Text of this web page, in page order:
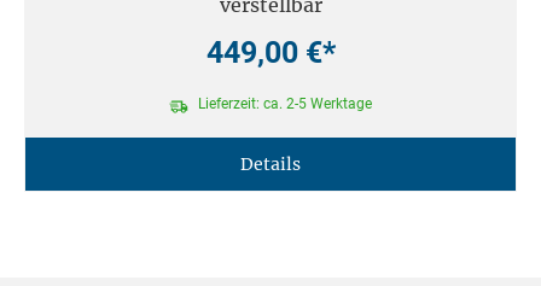
verstellbar
449,00 €*
Lieferzeit: ca. 2-5 Werktage
Details